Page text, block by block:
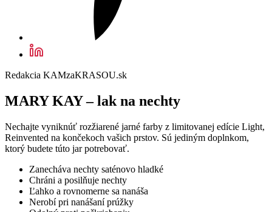
Redakcia KAMzaKRASOU.sk
MARY KAY – lak na nechty
Nechajte vyniknúť rozžiarené jarné farby z limitovanej edície Light,
Reinvented na končekoch vašich prstov. Sú jediným doplnkom,
ktorý budete túto jar potrebovať.
Zanecháva nechty saténovo hladké
Chráni a posilňuje nechty
Ľahko a rovnomerne sa nanáša
Nerobí pri nanášaní prúžky